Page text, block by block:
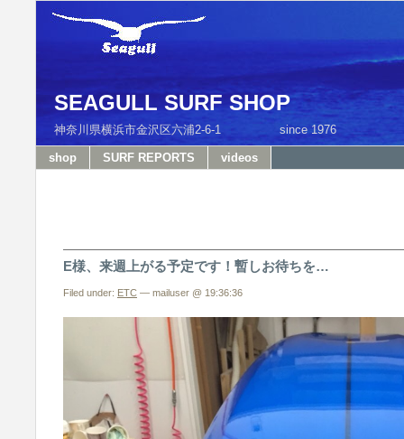
SEAGULL SURF SHOP
神奈川県横浜市金沢区六浦2-6-1 since
shop SURF REPORTS videos
E様、来週上がる予定です！暫しお待ちを…
Filed under: ETC — mailuser @ 19:36:36